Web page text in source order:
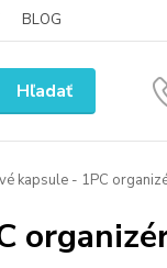
BLOG
Hľadať
kapsule - 1PC